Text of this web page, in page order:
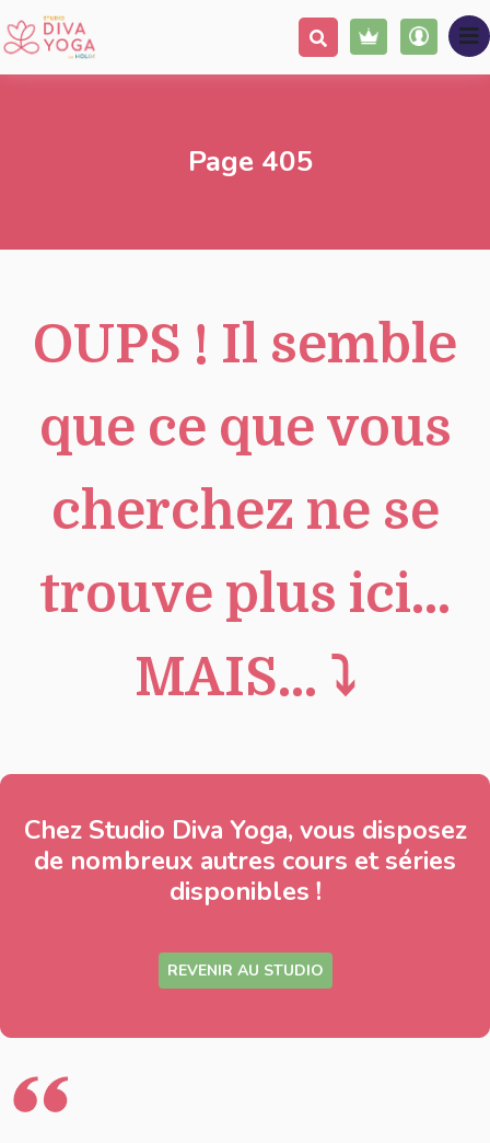
Page 405
OUPS ! Il semble
que ce que vous
cherchez ne se
trouve plus ici...
MAIS... ⤵︎
Chez Studio Diva Yoga, vous disposez
de nombreux autres cours et séries
disponibles !
REVENIR AU STUDIO